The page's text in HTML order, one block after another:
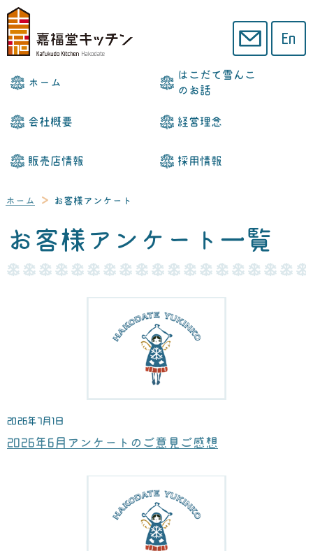
ホーム
はこだて雪んこ
のお話
会社概要 経営理念
販売店情報 採用情報
ホーム お客様アンケート
お客様アンケート一覧
2026年7月1日
2026年6月アンケートのご意見ご感想